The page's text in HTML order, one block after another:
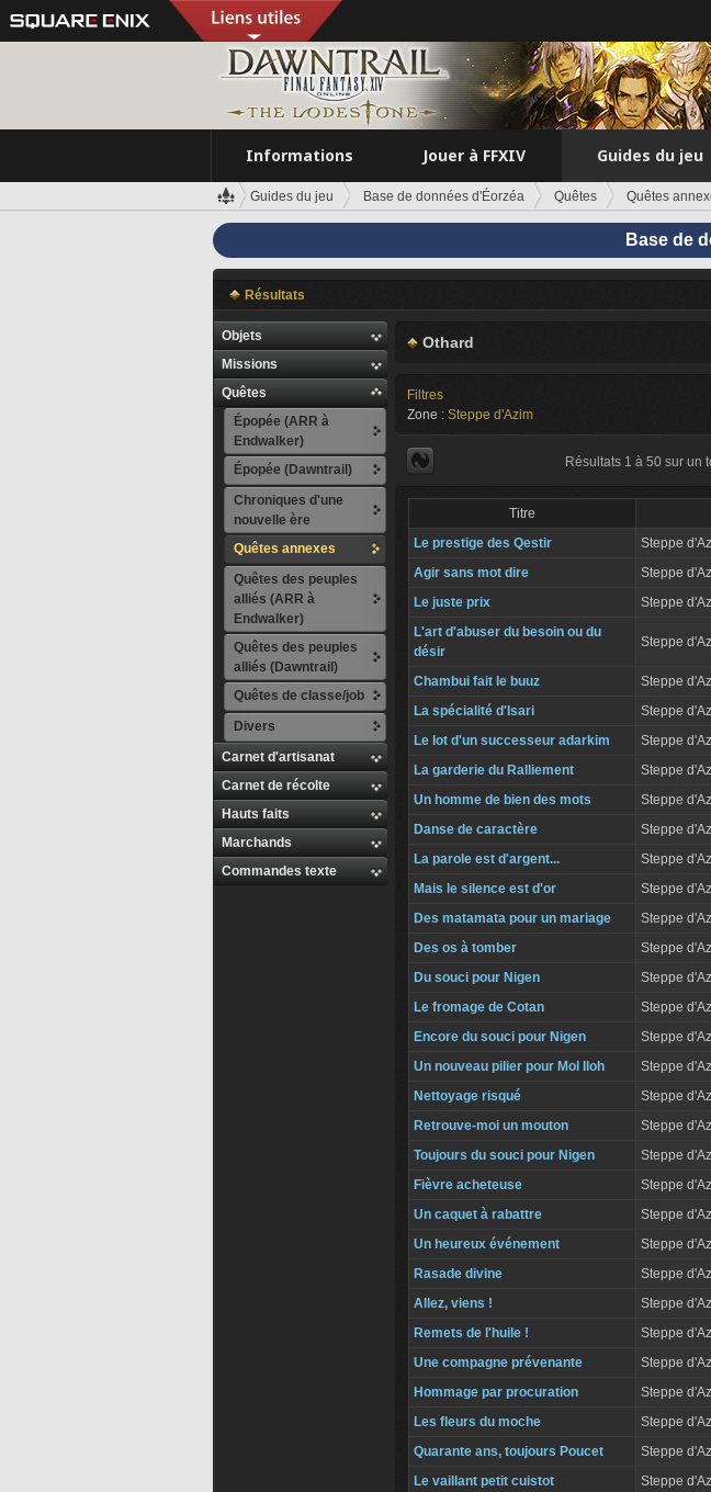
Informations Jouer à FFXIV Guides du jeu
Guides du jeu Base de données d'Éorzéa Quêtes Quêtes
Base de
Résultats
Objets
Missions
Quêtes
Épopée (ARR à
Endwalker)
Épopée (Dawntrail)
Chroniques d'une
nouvelle ère
Quêtes annexes
Quêtes des peuples
alliés (ARR à
Endwalker)
Quêtes des peuples
alliés (Dawntrail)
Quêtes de classe/job
Divers
Carnet d'artisanat
Carnet de récolte
Hauts faits
Marchands
Commandes texte
Othard
Filtres
Zone : Steppe d'Azim
Résultats 1 à 50 sur un
Titre
Le prestige des Qestir
Steppe
Agir sans mot dire
Steppe
Le juste prix
Steppe
L'art d'abuser du besoin ou du
désir
Steppe
Chambui fait le buuz Steppe
La spécialité d'Isari
Steppe
Le lot d'un successeur adarkim
Steppe
La garderie du Ralliement
Steppe
Un homme de bien des mots
Steppe
Danse de caractère
Steppe
La parole est d'argent...
Steppe
Mais le silence est d'or
Steppe
Des matamata pour un mariage
Steppe
Des os à tomber
Steppe
Du souci pour Nigen
Steppe
Le fromage de Cotan
Steppe
Encore du souci pour Nigen
Steppe
Un nouveau pilier pour Mol Iloh
Steppe
Nettoyage risqué
Steppe
Retrouve-moi un mouton
Steppe
Toujours du souci pour Nigen
Steppe
Fièvre acheteuse
Steppe
Un caquet à rabattre
Steppe
Un heureux événement
Steppe
Rasade divine
Steppe
Allez, viens !
Steppe
Remets de l'huile !
Steppe
Une compagne prévenante
Steppe
Hommage par procuration
Steppe
Les fleurs du moche
Steppe
Quarante ans, toujours Poucet
Steppe
Le vaillant petit cuistot
Steppe